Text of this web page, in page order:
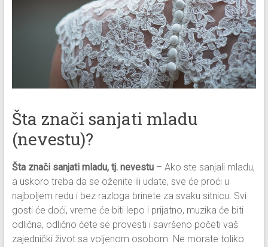
Šta znači sanjati mladu
(nevestu)?
Šta znači sanjati mladu, tj. nevestu– Ako ste sanjali mladu,
a uskoro treba da se oženite ili udate, sve će proći u
najboljem redu i bez razloga brinete za svaku sitnicu. Svi
gosti će doći, vreme će biti lepo i prijatno, muzika će biti
odlična, odlično ćete se provesti i savršeno početi vaš
zajednički život sa voljenom osobom. Ne morate toliko